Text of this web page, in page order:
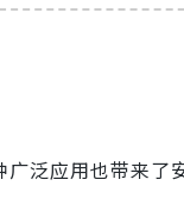
泛应用也带来了